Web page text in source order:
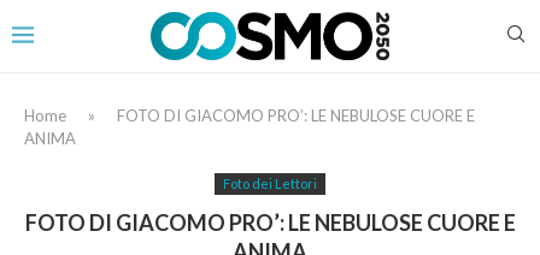
Home »
FOTO DI GIACOMO PRO’: LE NEBULOSE CUORE E
ANIMA
Foto dei Lettori
FOTO DI GIACOMO PRO’: LE NEBULOSE CUORE E